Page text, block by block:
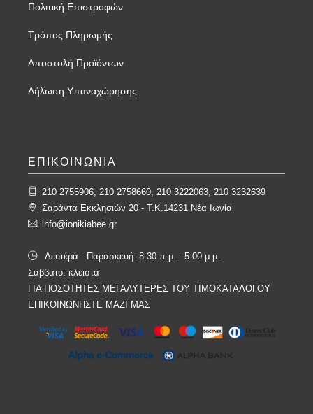
Πολιτική Επιστροφών
Τρόπος Πληρωμής
Αποστολή Προϊόντων
Δήλωση Υπαναχώρησης
ΕΠΙΚΟΙΝΩΝΙΑ
210 2755906, 210 2758660, 210 3222063, 210 3232639
Σαράντα Εκκλησιών 20 - T.K.14231 Νέα Ιωνία
info@ionikiabee.gr
Δευτέρα - Παρασκευή: 8:30 π.μ. - 5:00 μ.μ.
Σάββατο: κλειστά
ΓΙΑ ΠΟΣΟΤΗΤΕΣ ΜΕΓΑΛΥΤΕΡΕΣ ΤΟΥ ΤΙΜΟΚΑΤΑΛΟΓΟΥ
ΕΠΙΚΟΙΝΩΝΗΣΤΕ ΜΑΖΙ ΜΑΣ